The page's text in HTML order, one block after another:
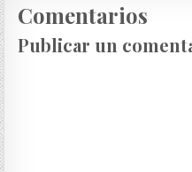
Comentarios
Publicar un